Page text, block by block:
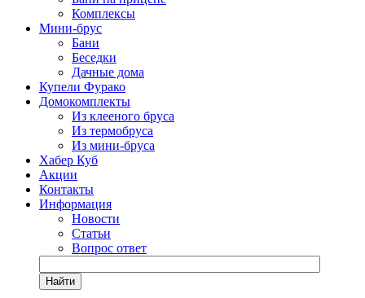
Комплексы
Мини-брус
Бани
Беседки
Дачные дома
Купели Фурако
Домокомплекты
Из клееного бруса
Из термобруса
Из мини-бруса
Хабер Куб
Акции
Контакты
Информация
Новости
Статьи
Вопрос ответ
Найти